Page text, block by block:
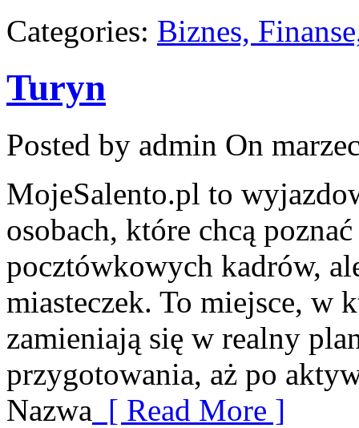
Categories: Biznes,
Turyn
Posted by admin On
MojeSalento.pl to
osobach, które chcą
pocztówkowych kadrów,
miasteczek. To miejsce, w
zamieniają się w realny
przygotowania, aż po
Nazwa [ Read More ]